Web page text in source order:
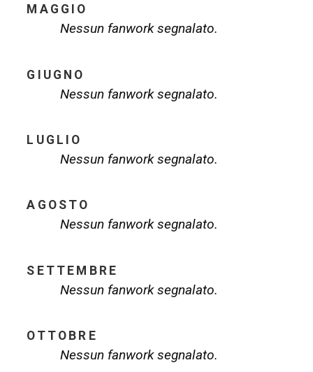
MAGGIO
Nessun fanwork segnalato.
GIUGNO
Nessun fanwork segnalato.
LUGLIO
Nessun fanwork segnalato.
AGOSTO
Nessun fanwork segnalato.
SETTEMBRE
Nessun fanwork segnalato.
OTTOBRE
Nessun fanwork segnalato.